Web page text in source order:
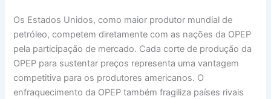
Os Estados Unidos, como maior produtor mundial de
petróleo, competem diretamente com as nações da OPEP
pela participação de mercado. Cada corte de produção da
OPEP para sustentar preços representa uma vantagem
competitiva para os produtores americanos. O
enfraquecimento da OPEP também fragiliza países rivais